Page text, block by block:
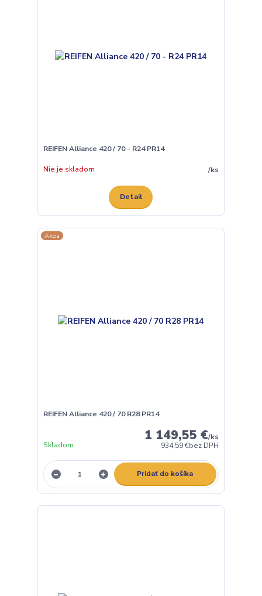
REIFEN Alliance 420 / 70 - R24 PR14
/ks
Nie je skladom
Detail
Akcia
REIFEN Alliance 420 / 70 R28 PR14
1 149,55 €/ks
934,59 €bez DPH
Skladom
Pridať do košíka